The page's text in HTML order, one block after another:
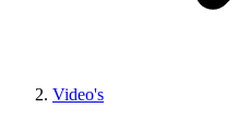
Video's